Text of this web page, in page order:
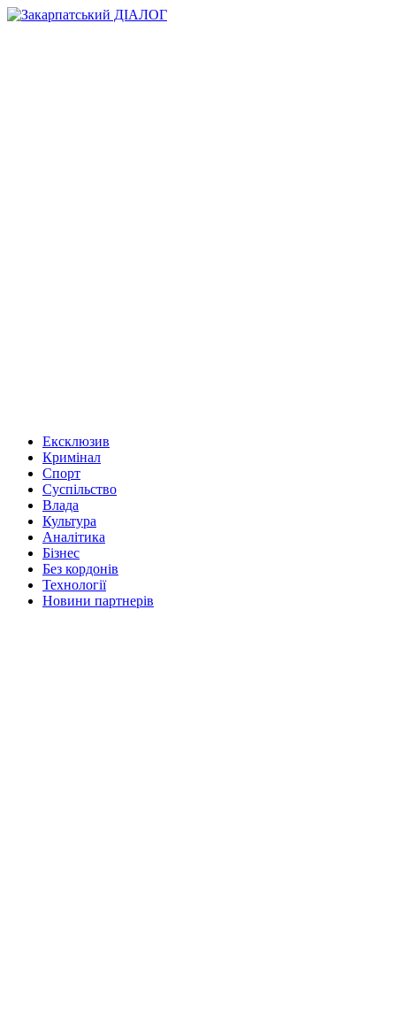
Ексклюзив
Кримінал
Спорт
Суспільство
Влада
Культура
Аналітика
Бізнес
Без кордонів
Технології
Новини партнерів